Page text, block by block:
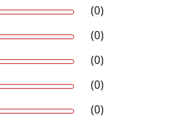
(0)
(0)
(0)
(0)
(0)